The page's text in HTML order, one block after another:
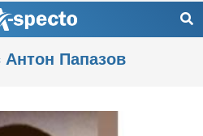
Антон Папазов